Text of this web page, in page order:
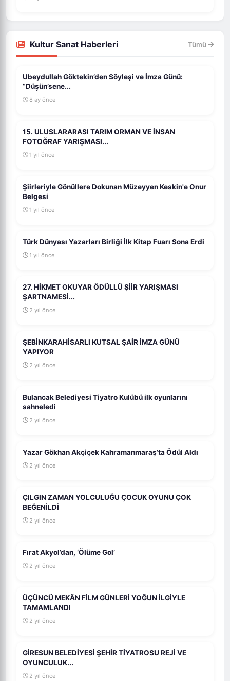
Kultur Sanat Haberleri Tümü
Ubeydullah Göktekin’den Söyleşi ve İmza Günü:
“Düşün’sene...
8 ay önce
15. ULUSLARARASI TARIM ORMAN VE İNSAN
FOTOĞRAF YARIŞMASI...
1 yıl önce
Şiirleriyle Gönüllere Dokunan Müzeyyen Keskin'e Onur
Belgesi
1 yıl önce
Türk Dünyası Yazarları Birliği İlk Kitap Fuarı Sona Erdi
1 yıl önce
27. HİKMET OKUYAR ÖDÜLLÜ ŞİİR YARIŞMASI
ŞARTNAMESİ...
2 yıl önce
ŞEBİNKARAHİSARLI KUTSAL ŞAİR İMZA GÜNÜ
YAPIYOR
2 yıl önce
Bulancak Belediyesi Tiyatro Kulübü ilk oyunlarını
sahneledi
2 yıl önce
Yazar Gökhan Akçiçek Kahramanmaraş’ta Ödül Aldı
2 yıl önce
ÇILGIN ZAMAN YOLCULUĞU ÇOCUK OYUNU ÇOK
BEĞENİLDİ
2 yıl önce
Fırat Akyol’dan, ‘Ölüme Gol’
2 yıl önce
ÜÇÜNCÜ MEKÂN FİLM GÜNLERİ YOĞUN İLGİYLE
TAMAMLANDI
2 yıl önce
GİRESUN BELEDİYESİ ŞEHİR TİYATROSU REJİ VE
OYUNCULUK...
2 yıl önce